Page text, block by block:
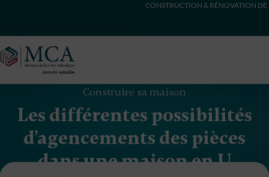
CONSTRUCTION & RÉNOVATION DE
Construire sa maison
Les différentes possibilités
d’agencements des pièces
dans une maison en U